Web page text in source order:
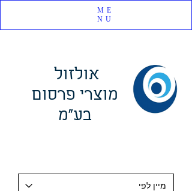
אולזול
מוצרי פרסום
בע"מ
ME
NU